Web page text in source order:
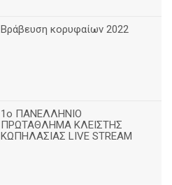
Βράβευση κορυφαίων 2022
1ο ΠΑΝΕΛΛΗΝΙΟ
ΠΡΩΤΑΘΛΗΜΑ ΚΛΕΙΣΤΗΣ
ΚΩΠΗΛΑΣΙΑΣ LIVE STREAM